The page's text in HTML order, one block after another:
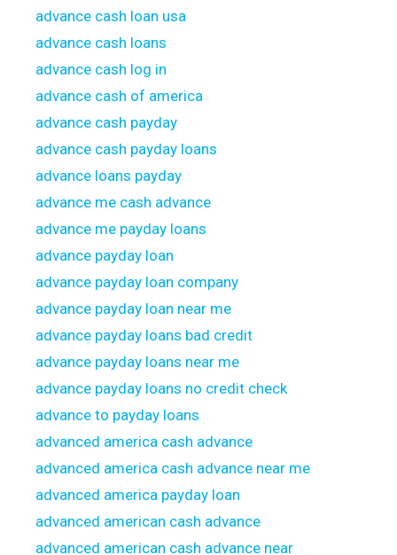
advance cash loan usa
advance cash loans
advance cash log in
advance cash of america
advance cash payday
advance cash payday loans
advance loans payday
advance me cash advance
advance me payday loans
advance payday loan
advance payday loan company
advance payday loan near me
advance payday loans bad credit
advance payday loans near me
advance payday loans no credit check
advance to payday loans
advanced america cash advance
advanced america cash advance near me
advanced america payday loan
advanced american cash advance
advanced american cash advance near